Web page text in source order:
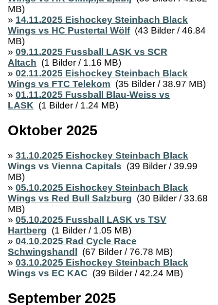
MB)
» 14.11.2025 Eishockey Steinbach Black
Wings vs HC Pustertal Wölf(43 Bilder / 46.84
MB)
» 09.11.2025 Fussball LASK vs SCR
Altach (1 Bilder / 1.16 MB)
» 02.11.2025 Eishockey Steinbach Black
Wings vs FTC Telekom (35 Bilder / 38.97 MB)
» 01.11.2025 Fussball Blau-Weiss vs
LASK (1 Bilder / 1.24 MB)
Oktober 2025
» 31.10.2025 Eishockey Steinbach Black
Wings vs Vienna Capitals (39 Bilder / 39.99
MB)
» 05.10.2025 Eishockey Steinbach Black
Wings vs Red Bull Salzburg (30 Bilder / 33.68
MB)
» 05.10.2025 Fussball LASK vs TSV
Hartberg (1 Bilder / 1.05 MB)
» 04.10.2025 Rad Cycle Race
Schwingshandl
(67 Bilder / 76.78 MB)
» 03.10.2025 Eishockey Steinbach Black
Wings vs EC KAC (39 Bilder / 42.24 MB)
September 2025